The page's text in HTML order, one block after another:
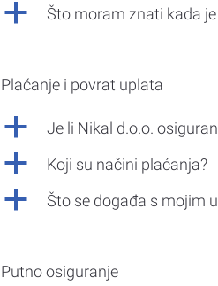
a Što moram znati kada
Plaćanje i povrat uplata
a Je li Nikal d.o.o.
a Koji su načini plaćanja?
a Što se događa s mojim
Putno osiguranje